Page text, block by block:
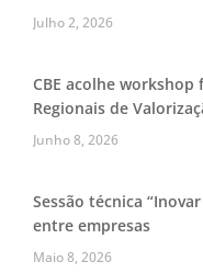
Julho 2, 2026
CBE acolhe workshop
Regionais de
Junho 8, 2026
Sessão técnica
entre empresas
Maio 8, 2026